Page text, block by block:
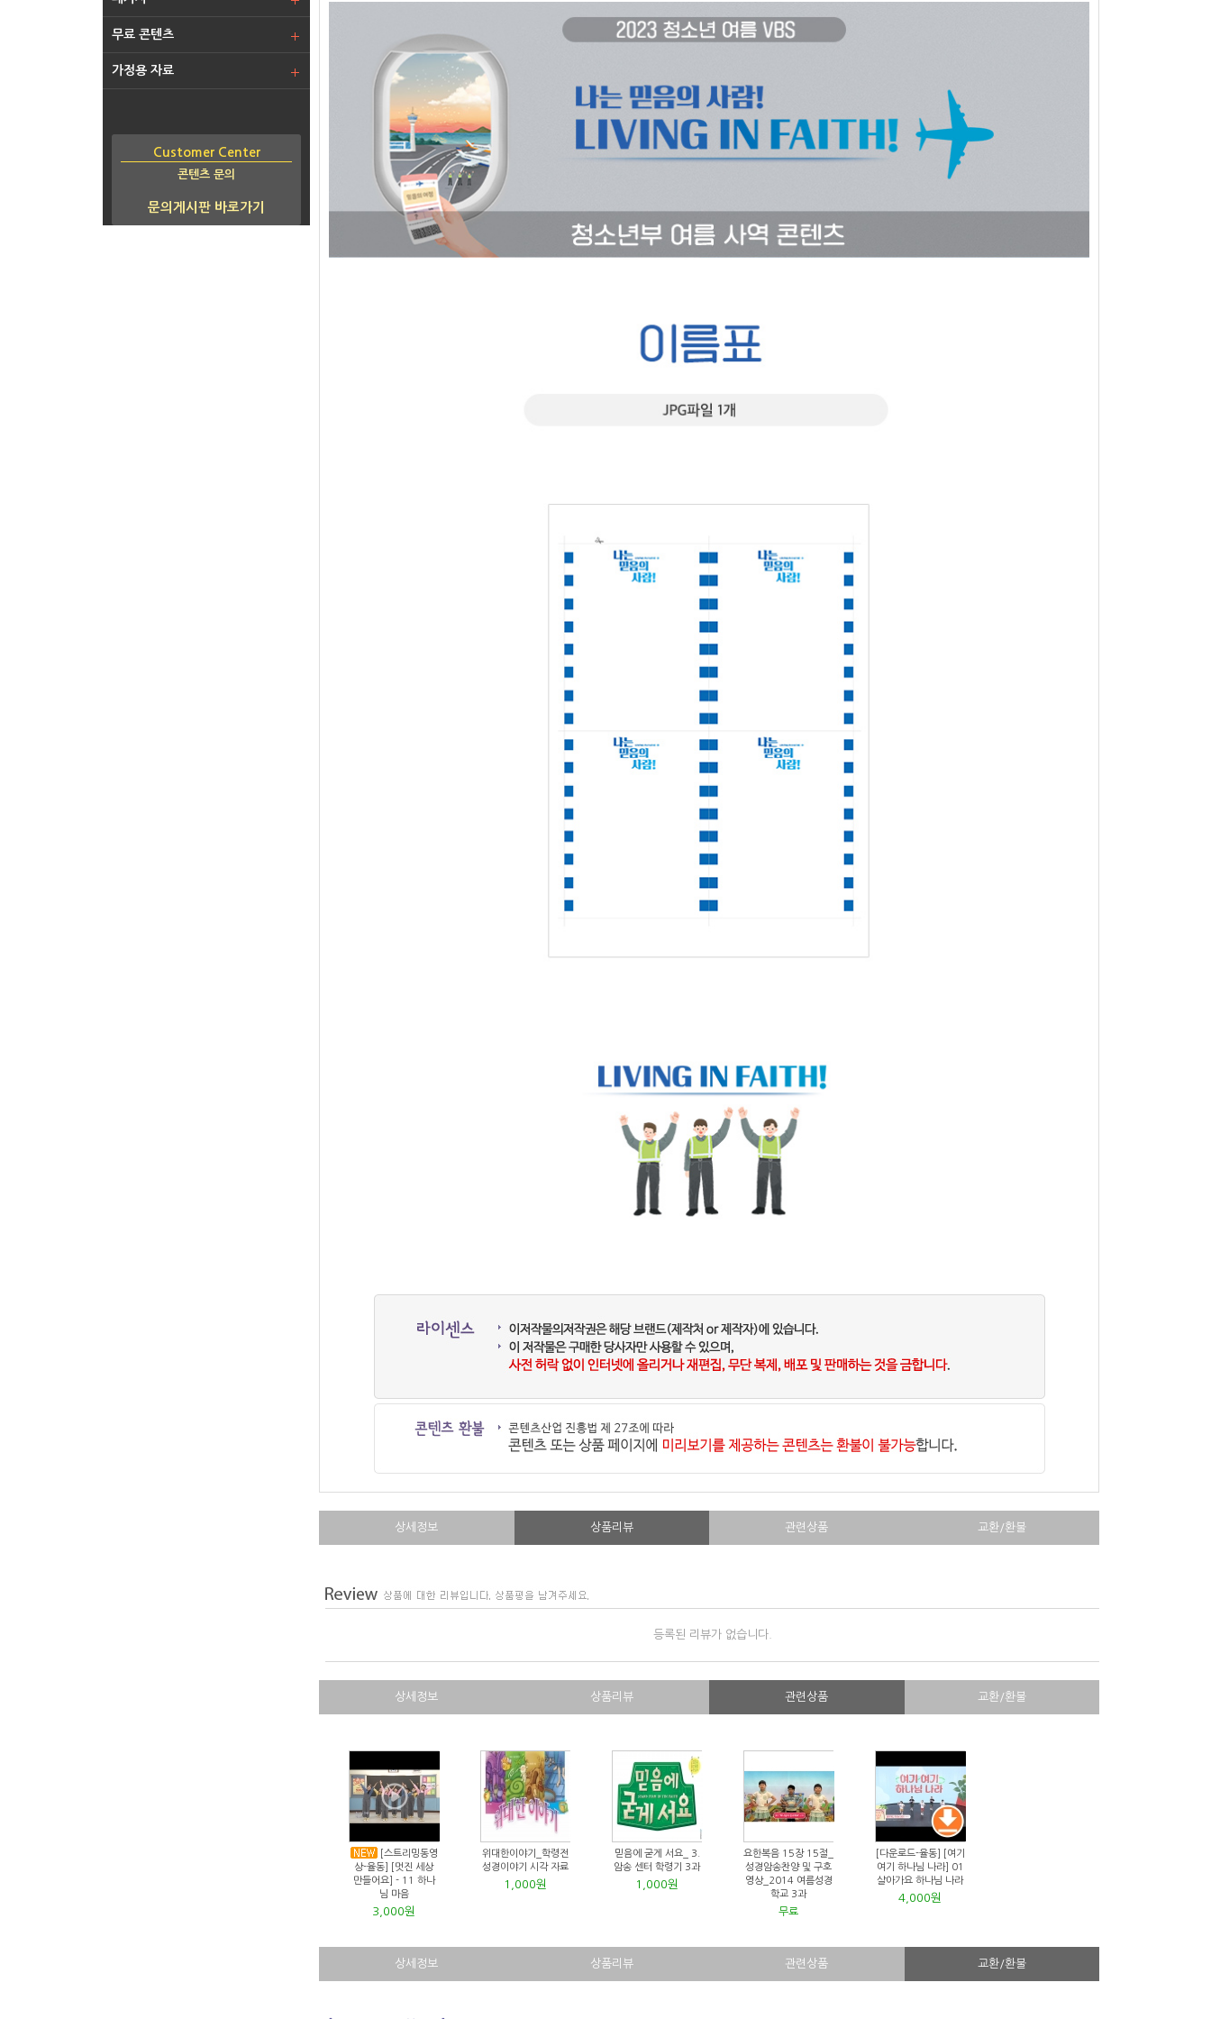
무료 콘텐츠
가정용 자료
Customer Center
콘텐츠 문의
문의게시판 바로가기
상세정보 상품리뷰 관련상품 교환/환불
등록된 리뷰가 없습니다.
상세정보 상품리뷰 관련상품 교환/환불
[스트리밍동영
상-율동] [멋진 세상
만들어요] - 11 하나
님 마음
3,000원
위대한이야기_학령전
성경이야기 시각 자료
1,000원
믿음에 굳게 서요_ 3.
암송 센터 학령기 3과
1,000원
요한복음 15장 15절_
성경암송찬양 및 구호
영상_2014 여름성경
학교 3과
무료
[다운로드-율동] [여기
여기 하나님 나라] 01
살아가요 하나님 나라
4,000원
상세정보 상품리뷰 관련상품 교환/환불